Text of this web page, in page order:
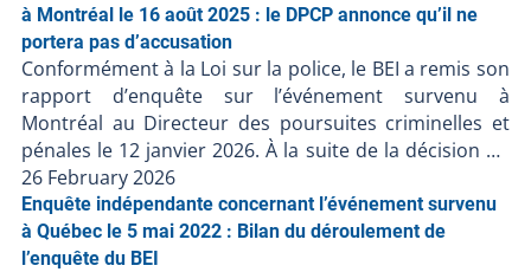
à Montréal le 16 août 2025 : le DPCP annonce qu’il ne
portera pas d’accusation
Conformément à la Loi sur la police, le BEI a remis son
rapport d’enquête sur l’événement survenu à
Montréal au Directeur des poursuites criminelles et
pénales le 12 janvier 2026. À la suite de la décision du
DPCP de ne pas porter d’accusation contre les
policiers, et en l’absence de faits nouveaux, le BEI
ferme le dossier BEI-250816-001. Puisque des
accusations ont été portées contre une personne
26 February 2026
Enquête indépendante concernant l’événement survenu
à Québec le 5 mai 2022 : Bilan du déroulement de
l’enquête du BEI